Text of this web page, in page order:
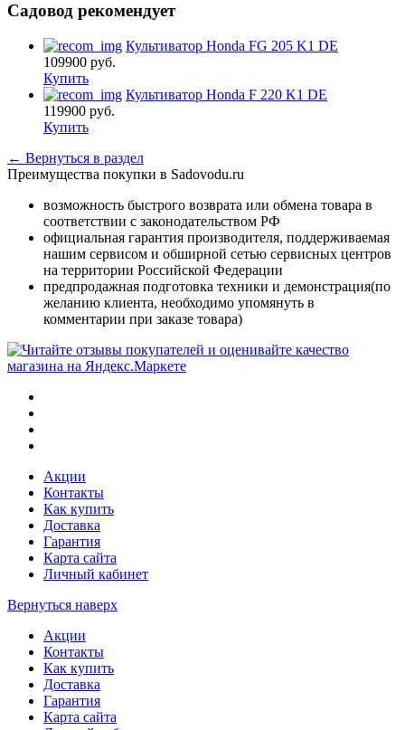
Садовод рекомендует
Культиватор Honda FG 205 K1 DE
109900 руб.
Купить
Культиватор Honda F 220 K1 DE
119900 руб.
Купить
← Вернуться в раздел
Преимущества покупки в Sadovodu.ru
возможность быстрого возврата или обмена товара в
соответствии с законодательством РФ
официальная гарантия производителя, поддерживаемая
нашим сервисом и обширной сетью сервисных центров
на территории Российской Федерации
предпродажная подготовка техники и демонстрация(по
желанию клиента, необходимо упомянуть в
комментарии при заказе товара)
Акции
Контакты
Как купить
Доставка
Гарантия
Карта сайта
Личный кабинет
Вернуться наверх
Акции
Контакты
Как купить
Доставка
Гарантия
Карта сайта